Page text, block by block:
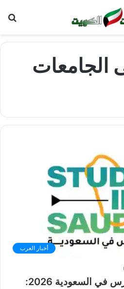
الجامعات
أخبار العرب
التسجيل في منصة ادرس في السعودية 2026: